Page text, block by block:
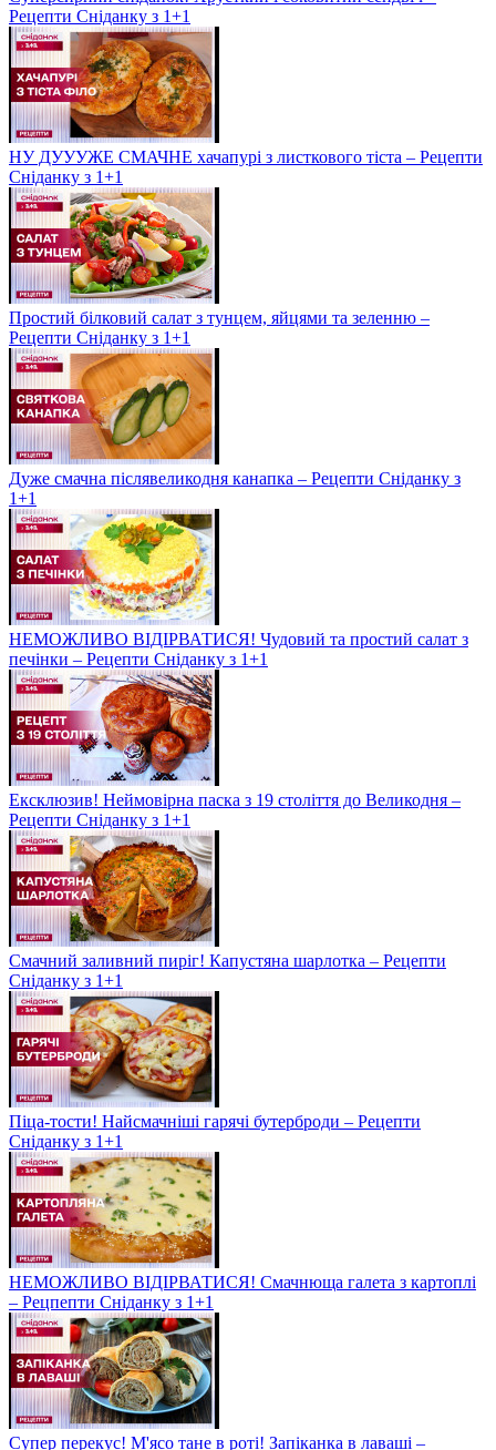
Рецепти Сніданку з 1+1
НУ ДУУУЖЕ СМАЧНЕ хачапурі з листкового тіста – Рецепти
Сніданку з 1+1
Простий білковий салат з тунцем, яйцями та зеленню –
Рецепти Сніданку з 1+1
Дуже смачна післявеликодня канапка – Рецепти Сніданку з
1+1
НЕМОЖЛИВО ВІДІРВАТИСЯ! Чудовий та простий салат з
печінки – Рецепти Сніданку з 1+1
Ексклюзив! Неймовірна паска з 19 століття до Великодня –
Рецепти Сніданку з 1+1
Смачний заливний пиріг! Капустяна шарлотка – Рецепти
Сніданку з 1+1
Піца-тости! Найсмачніші гарячі бутерброди – Рецепти
Сніданку з 1+1
НЕМОЖЛИВО ВІДІРВАТИСЯ! Смачнюща галета з картоплі
– Рецпепти Сніданку з 1+1
Супер перекус! М'ясо тане в роті! Запіканка в лаваші –